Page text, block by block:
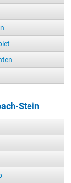
Stein